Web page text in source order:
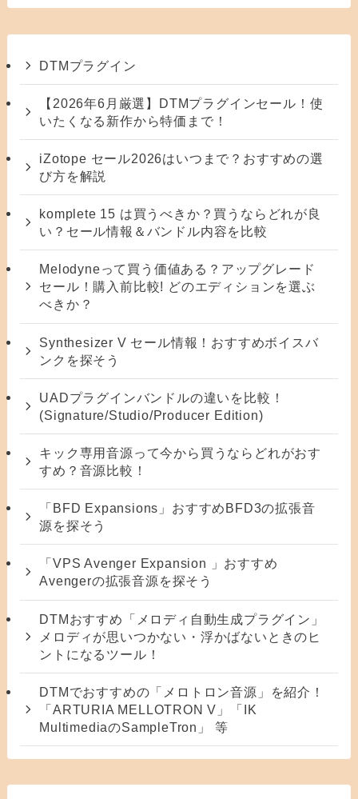
DTMプラグイン
【2026年6月厳選】DTMプラグインセール！使
いたくなる新作から特価まで！
iZotope セール2026はいつまで？おすすめの選
び方を解説
komplete 15 は買うべきか？買うならどれが良
い？セール情報＆バンドル内容を比較
Melodyneって買う価値ある？アップグレード
セール！購入前比較! どのエディションを選ぶ
べきか？
Synthesizer V セール情報！おすすめボイスバ
ンクを探そう
UADプラグインバンドルの違いを比較！
(Signature/Studio/Producer Edition)
キック専用音源って今から買うならどれがおす
すめ？音源比較！
「BFD Expansions」おすすめBFD3の拡張音
源を探そう
「VPS Avenger Expansion 」おすすめ
Avengerの拡張音源を探そう
DTMおすすめ「メロディ自動生成プラグイン」
メロディが思いつかない・浮かばないときのヒ
ントになるツール！
DTMでおすすめの「メロトロン音源」を紹介！
「ARTURIA MELLOTRON V」「IK
MultimediaのSampleTron」 等